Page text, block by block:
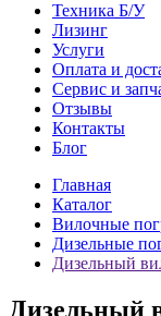
Техника Б/У
Лизинг
Услуги
Оплата и
Сервис и
Отзывы
Контакты
Блог
Главная
Каталог
Вилочные
Дизельные
Дизельный
Дизельный